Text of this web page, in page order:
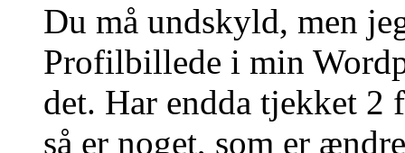
Du må undskyld, men
Profilbillede i min
det. Har endda tjekket 2
så er noget, som er